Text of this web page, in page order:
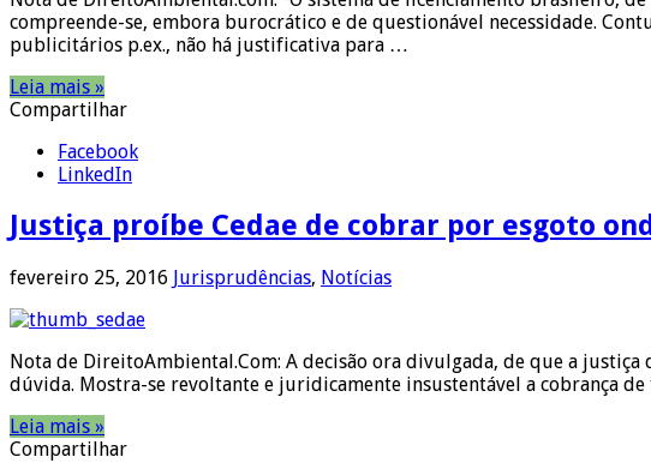
compreende-se, embora burocrático e de questionável necessidade.
publicitários p.ex., não há justificativa para …
Leia mais »
Compartilhar
Facebook
LinkedIn
Justiça proíbe Cedae de cobrar por esgoto
fevereiro 25, 2016 Jurisprudências, Notícias
Nota de DireitoAmbiental.Com: A decisão ora divulgada, de que a
dúvida. Mostra-se revoltante e juridicamente insustentável a cobrança
Leia mais »
Compartilhar